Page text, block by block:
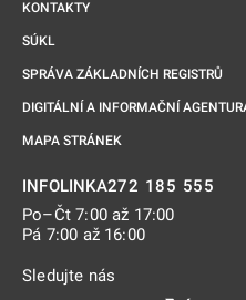
KONTAKTY
SÚKL
SPRÁVA ZÁKLADNÍCH REGISTRŮ
DIGITÁLNÍ A INFORMAČNÍ
MAPA STRÁNEK
INFOLINKA272 185 555
Po–Čt 7:00 až 17:00
Pá 7:00 až 16:00
Sledujte nás